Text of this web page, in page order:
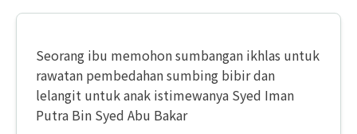
Seorang ibu memohon sumbangan ikhlas untuk
rawatan pembedahan sumbing bibir dan
lelangit untuk anak istimewanya Syed Iman
Putra Bin Syed Abu Bakar